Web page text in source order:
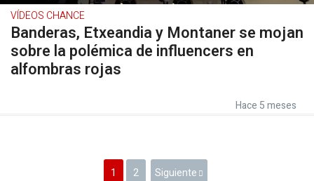
VÍDEOS CHANCE
Banderas, Etxeandia y Montaner se mojan
sobre la polémica de influencers en
alfombras rojas
Hace 5 meses
1 2 Siguiente